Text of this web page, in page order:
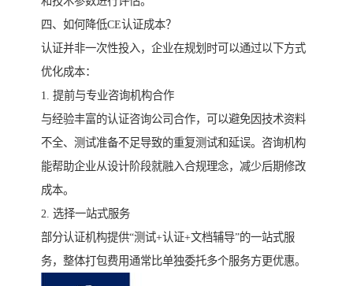
四、如何降低CE认证成本？
认证并非一次性投入，企业在规划时可以通过以下方式
优化成本：
1. 提前与专业咨询机构合作
与经验丰富的认证咨询公司合作，可以避免因技术资料
不全、测试准备不足导致的重复测试和延误。咨询机构
能帮助企业从设计阶段就融入合规理念，减少后期修改
成本。
2. 选择一站式服务
部分认证机构提供“测试+认证+文档辅导”的一站式服
务，整体打包费用通常比单独委托多个服务方更优惠。